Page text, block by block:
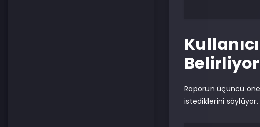
Belirliyor
Raporun üçüncü
istediklerini söylüyor.